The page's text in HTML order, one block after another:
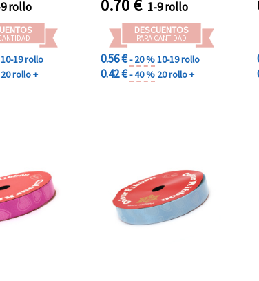
rollo
10-19 rollo
20 rollo +
0.70€ 1-9 rollo
DESCUENTOS
PARA CANTIDAD
0.56 €- 20 %10-19 rollo
0.42 €- 40 % 20 rollo +